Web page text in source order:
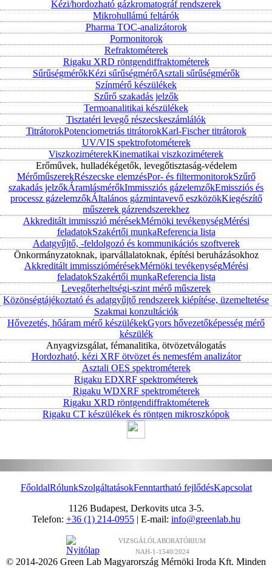
Kézi/hordozható gázkromatográf rendszerek
Mikrohullámú feltárók
Pharma TOC-analizátorok
Pormonitorok
Refraktométerek
Rigaku XRD röntgendiffraktométerek
SűrűségmérőkKézi sűrűségmérőAsztali sűrűségmérők
Színmérő készülékek
Szűrő szakadás jelzők
Termoanalitikai készülékek
Tisztatéri levegő részecskeszámlálók
TitrátorokPotenciometriás titrátorokKarl-Fischer titrátorok
UV/VIS spektrofotométerek
ViszkoziméterekKinematikai viszkoziméterek
Erőművek, hulladékégetők, levegőtisztaság-védelem
MérőműszerekRészecske elemzésPor- és filtermonitorokSzűrő
szakadás jelzőkÁramlásmérőkImmissziós gázelemzőkEmissziós és
processz gázelemzőkÁltalános gázmintavevő eszközökKiegészítő
műszerek gázrendszerekhez
Akkreditált immisszió mérésekMérnöki tevékenységMérési
feladatokSzakértői munkaReferencia lista
Adatgyűjtő, -feldolgozó és kommunikációs szoftverek
Önkormányzatoknak, iparvállalatoknak, építési beruházásokhoz
Akkreditált immissziómérésekMérnöki tevékenységMérési
feladatokSzakértői munkaReferencia lista
Levegőterheltségi-szint mérő műszerek
Közönségtájékoztató és adatgyűjtő rendszerek kiépítése, üzemeltetése
Szakmai konzultációk
Hővezetés, hőáram mérő készülékekGyors hővezetőképesség mérő
készülék
Anyagvizsgálat, fémanalitika, ötvözetválogatás
Hordozható, kézi XRF ötvözet és nemesfém analizátor
Asztali OES spektrométerek
Rigaku EDXRF spektrométerek
Rigaku WDXRF spektrométerek
Rigaku XRD röntgendiffraktométerek
Rigaku CT készülékek és röntgen mikroszkópok
FőoldalRólunkSzolgáltatásokFenntartható fejlődésKapcsolat
1126 Budapest, Derkovits utca 3-5.
Telefon: +36 (1) 214-0955| E-mail: info@greenlab.hu
VIZSGÁLÓLABORATÓRIUM
NAH-1-1540/2024
© 2014-2026 Green Lab Magyarország Mérnöki Iroda Kft. Minden